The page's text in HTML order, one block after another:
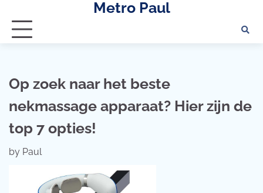
content
Metro Paul
Op zoek naar het beste
nekmassage apparaat? Hier zijn de
top 7 opties!
by Paul